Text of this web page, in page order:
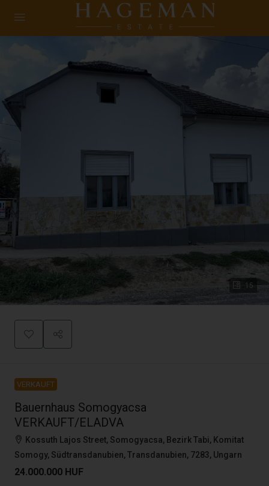
15
VERKAUFT
Bauernhaus Somogyacsa
VERKAUFT/ELADVA
Kossuth Lajos Street, Somogyacsa, Bezirk Tabi, Komitat
Somogy, Südtransdanubien, Transdanubien, 7283, Ungarn
24.000.000 HUF